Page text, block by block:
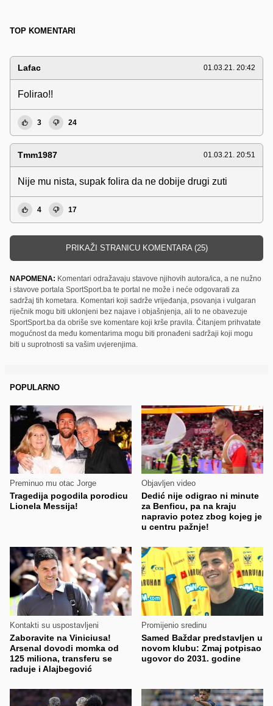
TOP KOMENTARI
Lafac 01.03.21. 20:42
Folirao!!
3 24
Tmm1987 01.03.21. 20:51
Nije mu nista, supak folira da ne dobije drugi zuti
4 17
PRIKAŽI STRANICU KOMENTARA (25)
NAPOMENA: Komentari odražavaju stavove njihovih autora/ica, a ne nužno
i stavove portala SportSport.ba te portal ne može i neće odgovarati za
sadržaj tih kometara. Komentari koji sadrže vrijeđanja, psovanja i vulgaran
riječnik mogu biti uklonjeni bez najave i objašnjenja, ali to ne obavezuje
SportSport.ba da obriše sve komentare koji krše pravila. Čitanjem prihvatate
mogućnost da među komentarima mogu biti pronađeni sadržaji koji mogu
biti u suprotnosti sa vašim uvjerenjima.
POPULARNO
Preminuo mu otac Jorge
Tragedija pogodila porodicu
Lionela Messija!
Objavljen video
Dedić nije odigrao ni minute
za Benficu, pa na kraju
napravio potez zbog kojeg je
u centru pažnje!
Kontakti su uspostavljeni
Zaboravite na Viniciusa!
Arsenal dovodi momka od
125 miliona, transferu se
raduje i Alajbegović
Promijenio sredinu
Samed Baždar predstavljen u
novom klubu: Zmaj potpisao
ugovor do 2031. godine